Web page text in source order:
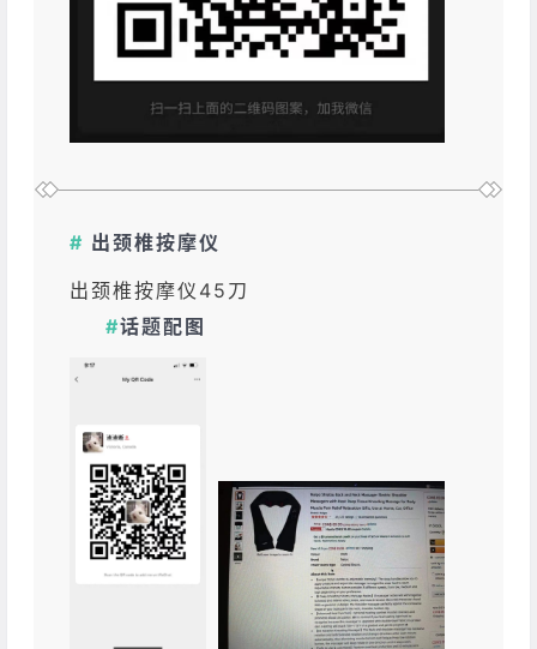
# 出颈椎按摩仪
出颈椎按摩仪45刀
#话题配图